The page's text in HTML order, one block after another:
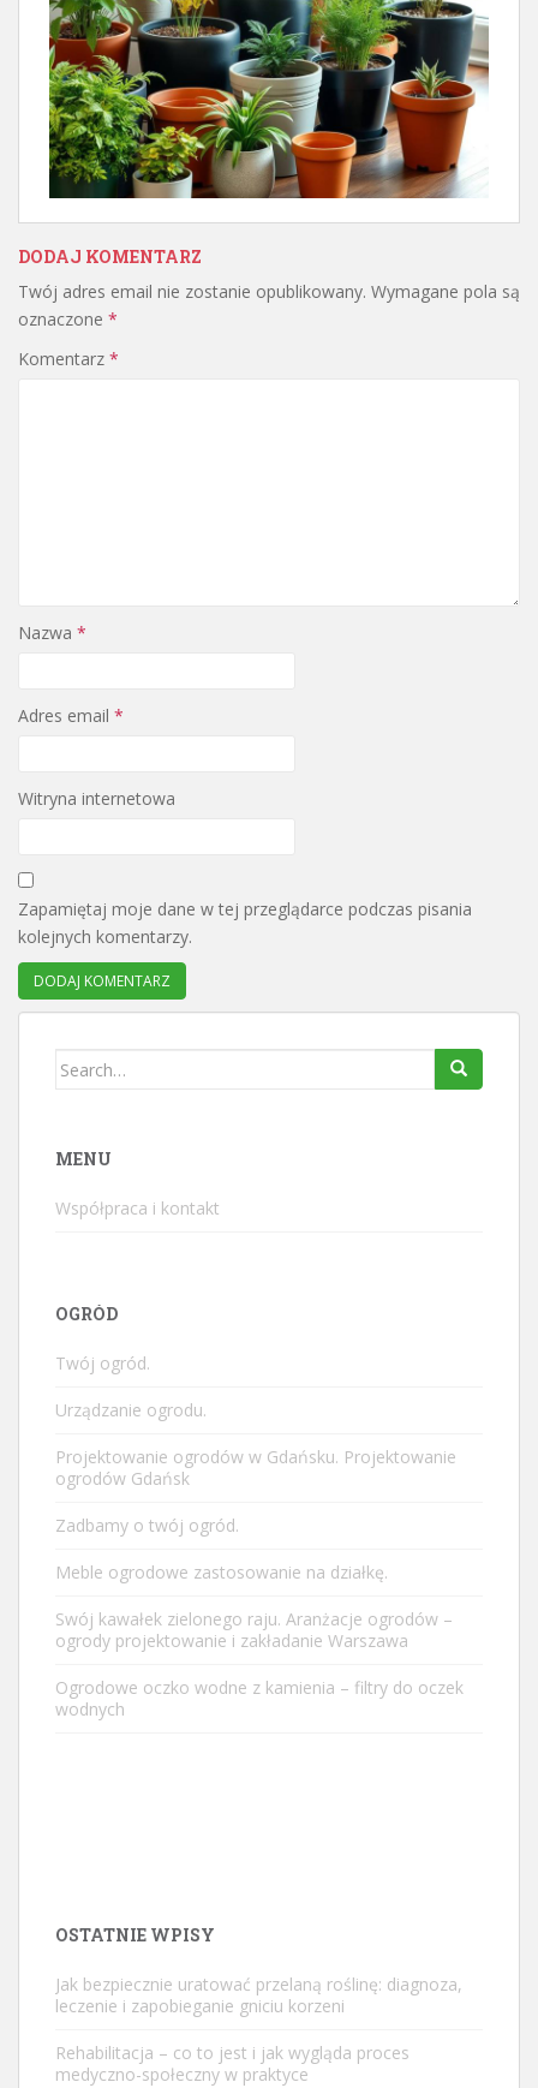
DODAJ KOMENTARZ
Twój adres email nie zostanie opublikowany. Wymagane pola są
oznaczone *
Komentarz *
Nazwa *
Adres email *
Witryna internetowa
Zapamiętaj moje dane w tej przeglądarce podczas pisania
kolejnych komentarzy.
Search
MENU
Współpraca i kontakt
OGRÓD
Twój ogród.
Urządzanie ogrodu.
Projektowanie ogrodów w Gdańsku. Projektowanie
ogrodów Gdańsk
Zadbamy o twój ogród.
Meble ogrodowe zastosowanie na działkę.
Swój kawałek zielonego raju. Aranżacje ogrodów –
ogrody projektowanie i zakładanie Warszawa
Ogrodowe oczko wodne z kamienia – filtry do oczek
wodnych
OSTATNIE WPISY
Jak bezpiecznie uratować przelaną roślinę: diagnoza,
leczenie i zapobieganie gniciu korzeni
Rehabilitacja – co to jest i jak wygląda proces
medyczno-społeczny w praktyce